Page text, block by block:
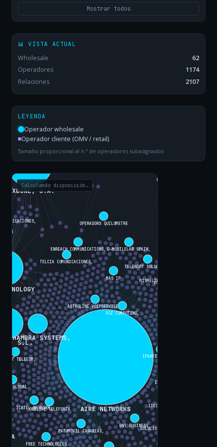
Mostrar todos
📊 VISTA ACTUAL
Wholesale
62
Operadores
1174
Relaciones
2107
LEYENDA
Operador wholesale
Operador cliente (OMV / retail)
Tamaño proporcional al n.º de operadores subasignados
Calculando disposición…